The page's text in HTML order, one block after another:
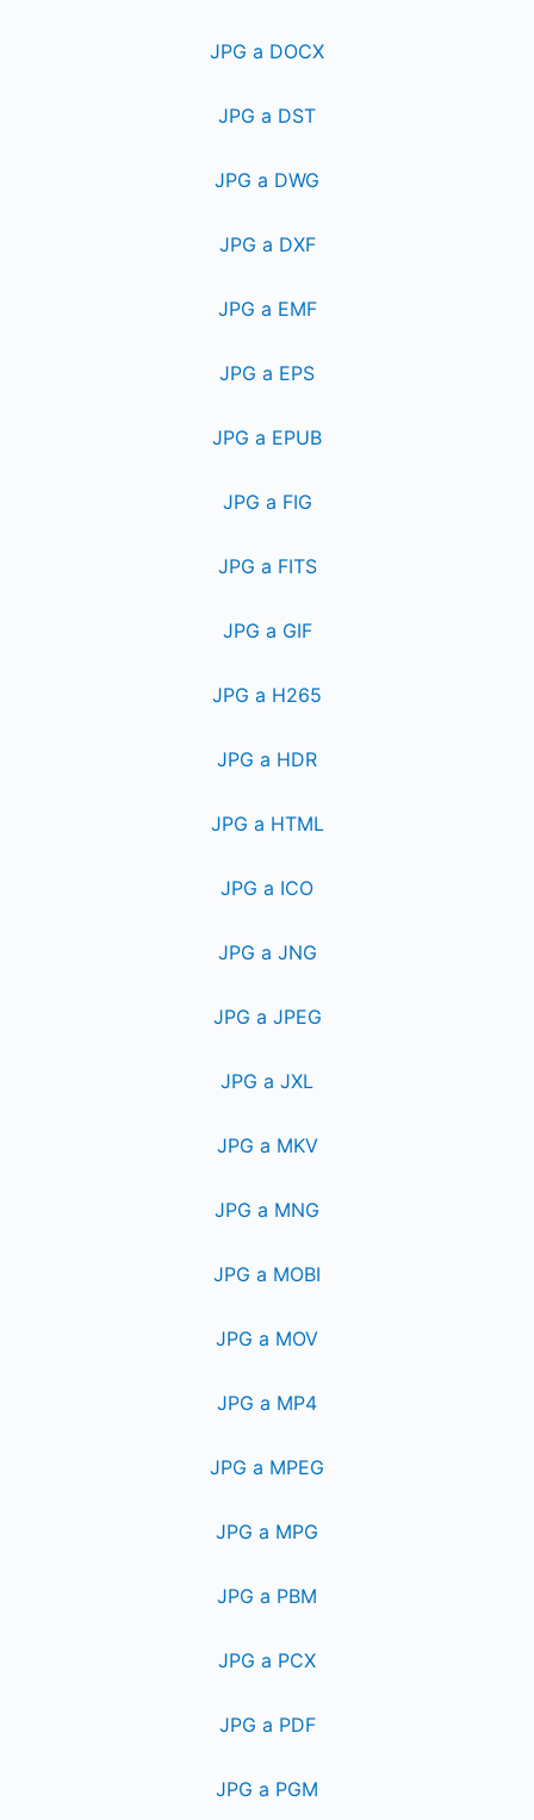
JPG a DOCX
JPG a DST
JPG a DWG
JPG a DXF
JPG a EMF
JPG a EPS
JPG a EPUB
JPG a FIG
JPG a FITS
JPG a GIF
JPG a H265
JPG a HDR
JPG a HTML
JPG a ICO
JPG a JNG
JPG a JPEG
JPG a JXL
JPG a MKV
JPG a MNG
JPG a MOBI
JPG a MOV
JPG a MP4
JPG a MPEG
JPG a MPG
JPG a PBM
JPG a PCX
JPG a PDF
JPG a PGM